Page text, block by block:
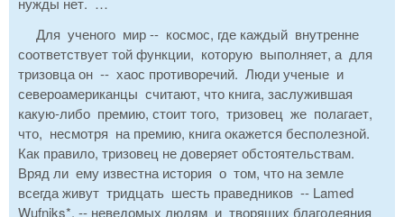
Для ученого мир -- космос, где каждый внутренне
соответствует той функции, которую выполняет, а для
тризовца он -- хаос противоречий. Люди ученые и
североамериканцы считают, что книга, заслужившая
какую-либо премию, стоит того, тризовец же полагает,
что, несмотря на премию, книга окажется бесполезной.
Как правило, тризовец не доверяет обстоятельствам.
Вряд ли ему известна история о том, что на земле
всегда живут тридцать шесть праведников -- Lamed
Wufniks*, -- неведомых людям и творящих благодеяния